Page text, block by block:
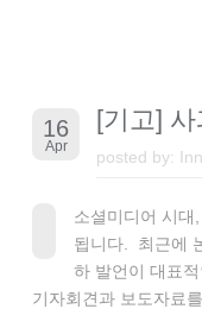
16
Apr
[기고]
posted by:
소셜미디어 시대
됩니다. 최근에
하 발언이 대표
기자회견과 보도자료